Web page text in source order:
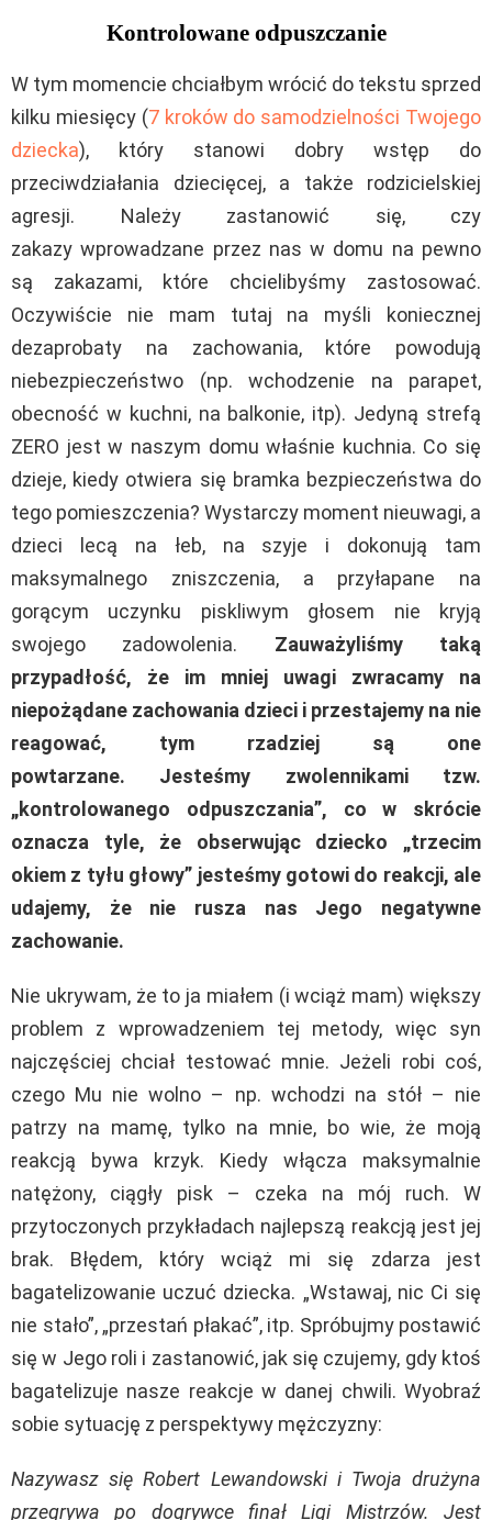
Kontrolowane odpuszczanie
W tym momencie chciałbym wrócić do tekstu sprzed
kilku miesięcy (7 kroków do samodzielności Twojego
dziecka), który stanowi dobry wstęp do
przeciwdziałania dziecięcej, a także rodzicielskiej
agresji. Należy zastanowić się, czy
zakazy wprowadzane przez nas w domu na pewno
są zakazami, które chcielibyśmy zastosować.
Oczywiście nie mam tutaj na myśli koniecznej
dezaprobaty na zachowania, które powodują
niebezpieczeństwo (np. wchodzenie na parapet,
obecność w kuchni, na balkonie, itp). Jedyną strefą
ZERO jest w naszym domu właśnie kuchnia. Co się
dzieje, kiedy otwiera się bramka bezpieczeństwa do
tego pomieszczenia? Wystarczy moment nieuwagi, a
dzieci lecą na łeb, na szyje i dokonują tam
maksymalnego zniszczenia, a przyłapane na
gorącym uczynku piskliwym głosem nie kryją
swojego zadowolenia. Zauważyliśmy taką
przypadłość, że im mniej uwagi zwracamy na
niepożądane zachowania dzieci i przestajemy na nie
reagować, tym rzadziej są one
powtarzane. Jesteśmy zwolennikami tzw.
„kontrolowanego odpuszczania”, co w skrócie
oznacza tyle, że obserwując dziecko „trzecim
okiem z tyłu głowy” jesteśmy gotowi do reakcji, ale
udajemy, że nie rusza nas Jego negatywne
zachowanie.
Nie ukrywam, że to ja miałem (i wciąż mam) większy
problem z wprowadzeniem tej metody, więc syn
najczęściej chciał testować mnie. Jeżeli robi coś,
czego Mu nie wolno – np. wchodzi na stół – nie
patrzy na mamę, tylko na mnie, bo wie, że moją
reakcją bywa krzyk. Kiedy włącza maksymalnie
natężony, ciągły pisk – czeka na mój ruch. W
przytoczonych przykładach najlepszą reakcją jest jej
brak. Błędem, który wciąż mi się zdarza jest
bagatelizowanie uczuć dziecka. „Wstawaj, nic Ci się
nie stało”, „przestań płakać”, itp. Spróbujmy postawić
się w Jego roli i zastanowić, jak się czujemy, gdy ktoś
bagatelizuje nasze reakcje w danej chwili. Wyobraź
sobie sytuację z perspektywy mężczyzny:
Nazywasz się Robert Lewandowski i Twoja drużyna
przegrywa po dogrywce finał Ligi Mistrzów. Jest